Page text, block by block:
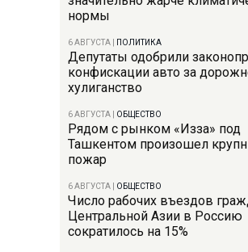
нормы
6 АВГУСТА ПОЛИТИКА
Депутаты одобрили
конфискации авто за
хулиганство
6 АВГУСТА ОБЩЕСТВО
Рядом с рынком «Изза» под
Ташкентом произошел
пожар
6 АВГУСТА ОБЩЕСТВО
Число рабочих въездов
Центральной Азии в Россию
сократилось на 15%